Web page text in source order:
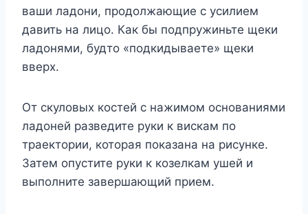
ваши ладони, продолжающие с усилием
давить на лицо. Как бы подпружиньте щеки
ладонями, будто «подкидываете» щеки
вверх.
От скуловых костей с нажимом основаниями
ладоней разведите руки к вискам по
траектории, которая показана на рисунке.
Затем опустите руки к козелкам ушей и
выполните завершающий прием.